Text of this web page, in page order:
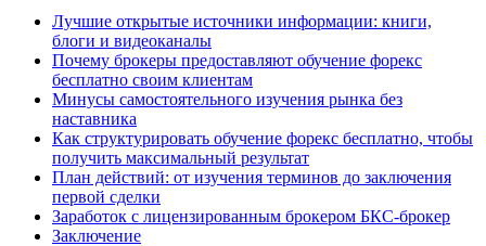
Лучшие открытые источники информации: книги,
блоги и видеоканалы
Почему брокеры предоставляют обучение форекс
бесплатно своим клиентам
Минусы самостоятельного изучения рынка без
наставника
Как структурировать обучение форекс бесплатно, чтобы
получить максимальный результат
План действий: от изучения терминов до заключения
первой сделки
Заработок с лицензированным брокером БКС-брокер
Заключение